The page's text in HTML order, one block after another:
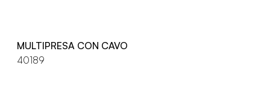
MULTIPRESA CON CAVO
40189